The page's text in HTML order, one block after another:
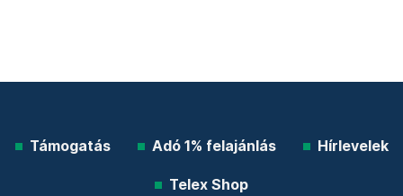
Támogatás Adó 1% felajánlás Hírlevelek
Telex Shop